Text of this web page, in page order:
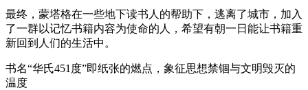
最终，蒙塔格在一些地下读书人的帮助下，逃离了城市，加入
了一群以记忆书籍内容为使命的人，希望有朝一日能让书籍重
新回到人们的生活中。
书名“华氏451度”即纸张的燃点，象征思想禁锢与文明毁灭的
温度